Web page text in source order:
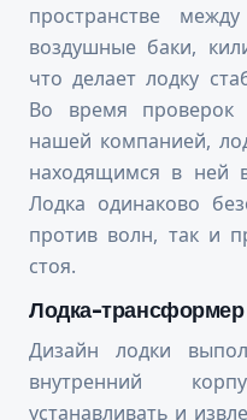
пространстве
воздушные баки,
что делает лодку
Во время проверок
нашей компанией,
находящимся в ней
Лодка одинаково
против волн, так и
стоя.
Лодка-трансформер
Дизайн лодки
внутренний
устанавливать и